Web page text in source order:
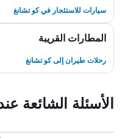
سيارات للاستئجار في كو تشانغ
المطارات القريبة
رحلات طيران إلى كو تشانغ
الأسئلة الشائعة